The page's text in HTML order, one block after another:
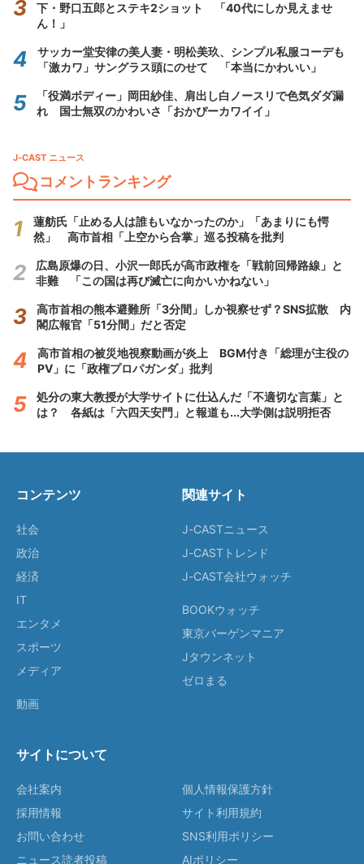
下・野口五郎とステキ2ショット 「40代にしか見えませ
ん！」
サッカー堂安律の美人妻・明松美玖、シンプル私服コーデも
「激カワ」サングラス頭にのせて 「本当にかわいい」
「役満ボディー」岡田紗佳、肩出し白ノースリで色気ダダ漏
れ 国士無双のかわいさ「おかぴーカワイイ」
J-CAST ニュース
コメントランキング
蓮舫氏「止める人は誰もいなかったのか」「あまりにも愕
然」 高市首相「上空から合掌」巡る投稿を批判
広島原爆の日、小沢一郎氏が高市政権を「戦前回帰路線」と
非難 「この国は再び滅亡に向かいかねない」
高市首相の熊本避難所「3分間」しか視察せず？SNS拡散 内
閣広報官「51分間」だと否定
高市首相の被災地視察動画が炎上 BGM付き「総理が主役の
PV」に「政権プロパガンダ」批判
処分の東大教授が大学サイトに仕込んだ「不適切な言葉」と
は？ 各紙は「六四天安門」と報道も...大学側は説明拒否
コンテンツ
社会
政治
経済
IT
エンタメ
スポーツ
メディア
動画
関連サイト
J-CASTニュース
J-CASTトレンド
J-CAST会社ウォッチ
BOOKウォッチ
東京バーゲンマニア
Jタウンネット
ゼロまる
サイトについて
会社案内
採用情報
お問い合わせ
ニュース読者投稿
個人情報保護方針
サイト利用規約
SNS利用ポリシー
AIポリシー